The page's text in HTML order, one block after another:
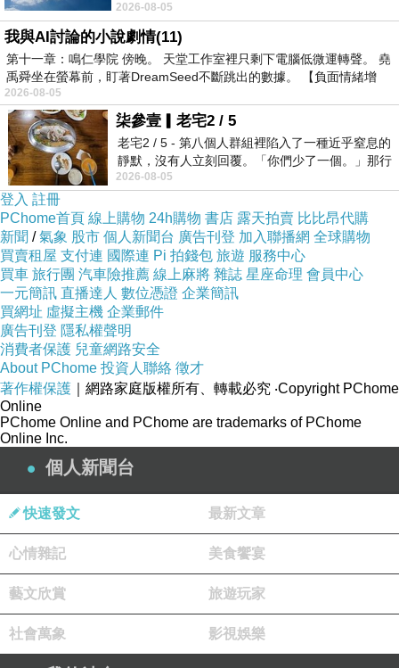
），字形和小篆（
）有很大的歧異，但在甲骨被發現不久的時候，
就被羅振玉給辨識出來了，這是因為羅振玉充分
掌握了文字變化的規律。這個字的變化有點曲
折，不是一眼就可以辨識出來的。此字字形的變
化，從使用的時代看，第一期作（
她不是很喜歡幼幼班的小朋友嗎捨得不
2026-08-05
我與AI討論的小說劇情(11)
第十一章：鳴仁學院 傍晚。 天堂工作室裡只剩下電腦低微運轉聲。 堯
禹舜坐在螢幕前，盯著DreamSeed不斷跳出的數據。 【負面情緒增
2026-08-05
柒參壹▎老宅2 / 5
老宅2 / 5 - 第八個人群組裡陷入了一種近乎窒息的
靜默，沒有人立刻回覆。「你們少了一個。」那行
字像一顆冰冷的鐵釘，硬生生刺進螢
2026-08-05
登入 註冊
PChome首頁 線上購物 24h購物 書店 露天拍賣 比比昂代購
新聞 /氣象 股市 個人新聞台 廣告刊登 加入聯播網 全球購物
買賣租屋 支付連 國際連 Pi 拍錢包 旅遊 服務中心
買車 旅行團 汽車險推薦 線上麻將 雜誌 星座命理 會員中心
一元簡訊 直播達人 數位憑證 企業簡訊
買網址 虛擬主機 企業郵件
廣告刊登 隱私權聲明
消費者保護 兒童網路安全
About PChome 投資人聯絡 徵才
著作權保護 ｜網路家庭版權所有、轉載必究 ‧Copyright PChome
Online
PChome Online and PChome are trademarks of PChome
Online Inc.
個人新聞台
快速發文 最新文章
心情雜記 美食饗宴
藝文欣賞 旅遊玩家
社會萬象 影視娛樂